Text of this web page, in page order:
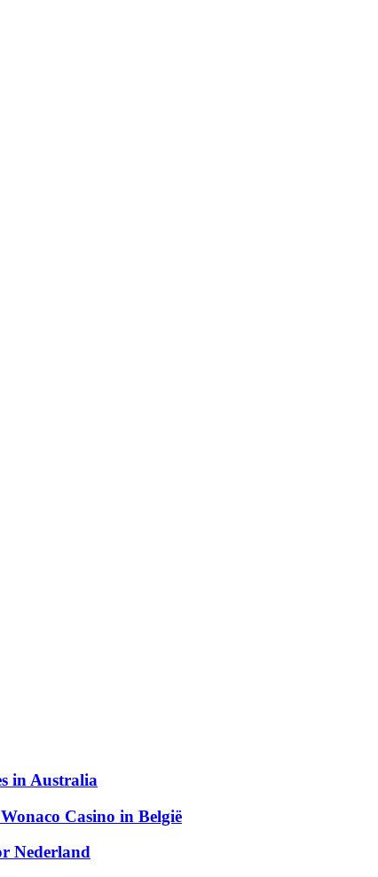
in Australia
Casino in België
Nederland